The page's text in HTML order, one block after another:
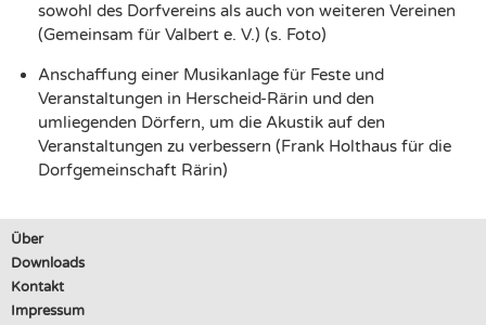
sowohl des Dorfvereins als auch von weiteren Vereinen
(Gemeinsam für Valbert e. V.) (s. Foto)
Anschaffung einer Musikanlage für Feste und
Veranstaltungen in Herscheid-Rärin und den
umliegenden Dörfern, um die Akustik auf den
Veranstaltungen zu verbessern (Frank Holthaus für die
Dorfgemeinschaft Rärin)
Über
Downloads
Kontakt
Impressum